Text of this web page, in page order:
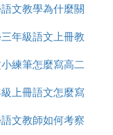
的。如長春出版
東教育出版社出
育出版社出版的
人教」指的是
的是教科書版
課英語怎麼說
文教學為什麼關
注學情
年級語文上冊教
課記錄怎麼寫
練筆怎麼寫高二
上冊語文怎麼寫
信
文教師如何考察